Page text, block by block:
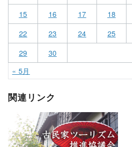
15
16 17 18
22
23 24 25
29
30
« 5月
関連リンク